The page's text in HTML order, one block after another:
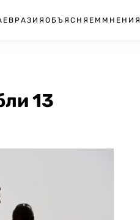
ЕВРАЗИЯ ОБЪЯСНЯЕМ МНЕНИЯ
13